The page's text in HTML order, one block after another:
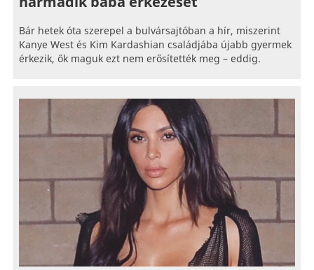
Bár hetek óta szerepel a bulvársajtóban a hír, miszerint
Kanye West és Kim Kardashian családjába újabb gyermek
érkezik, ők maguk ezt nem erősítették meg – eddig.